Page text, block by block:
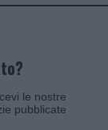
le nostre
pubblicate